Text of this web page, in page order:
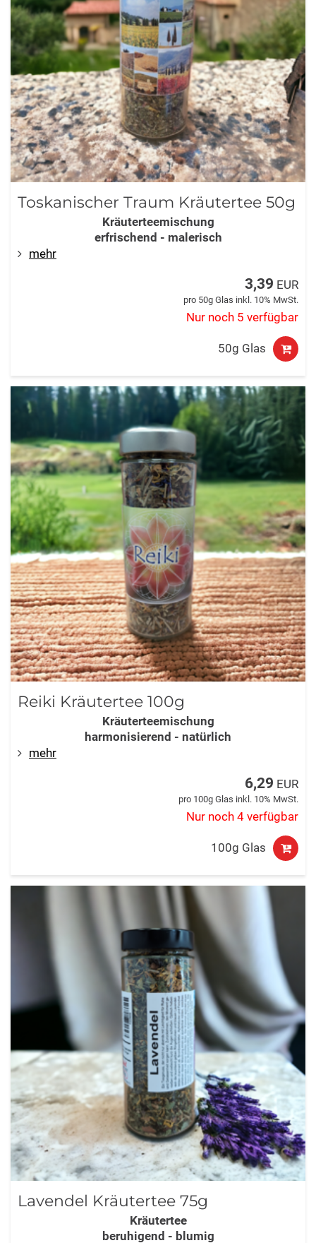
Toskanischer Traum Kräutertee 50g
Kräuterteemischung
erfrischend - malerisch
mehr
3,39 EUR
pro 50g Glas inkl. 10% MwSt.
Nur noch 5 verfügbar
50g Glas
Reiki Kräutertee 100g
Kräuterteemischung
harmonisierend - natürlich
mehr
6,29 EUR
pro 100g Glas inkl. 10% MwSt.
Nur noch 4 verfügbar
100g Glas
Lavendel Kräutertee 75g
Kräutertee
beruhigend - blumig